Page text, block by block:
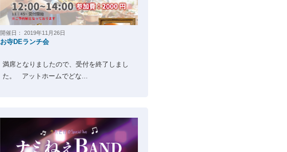
開催日： 2019年11月26日
お寺DEランチ会
満席となりましたので、受付を終了しまし
た。 アットホームでどな...